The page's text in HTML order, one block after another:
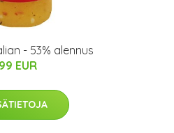
- 53% alennus
99 EUR